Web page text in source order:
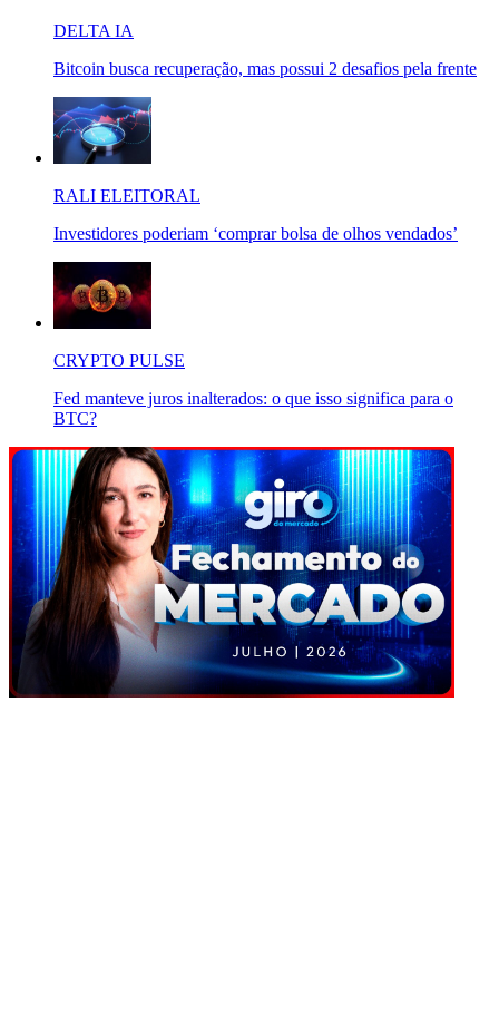
DELTA IA
Bitcoin busca recuperação, mas possui 2 desafios pela frente
RALI ELEITORAL
Investidores poderiam ‘comprar bolsa de olhos vendados’
CRYPTO PULSE
Fed manteve juros inalterados: o que isso significa para o
BTC?